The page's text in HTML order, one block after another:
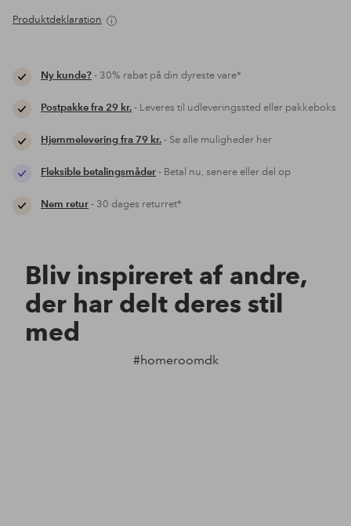
Produktdeklaration
Ny kunde?- 30% rabat på din dyreste vare*
Postpakke fra 29 kr.- Leveres til udleveringssted eller pakkeboks
Hjemmelevering fra 79 kr.- Se alle muligheder her
Fleksible betalingsmåder- Betal nu, senere eller del op
Nem retur- 30 dages returret*
Bliv inspireret af andre,
der har delt deres stil
med
#homeroomdk